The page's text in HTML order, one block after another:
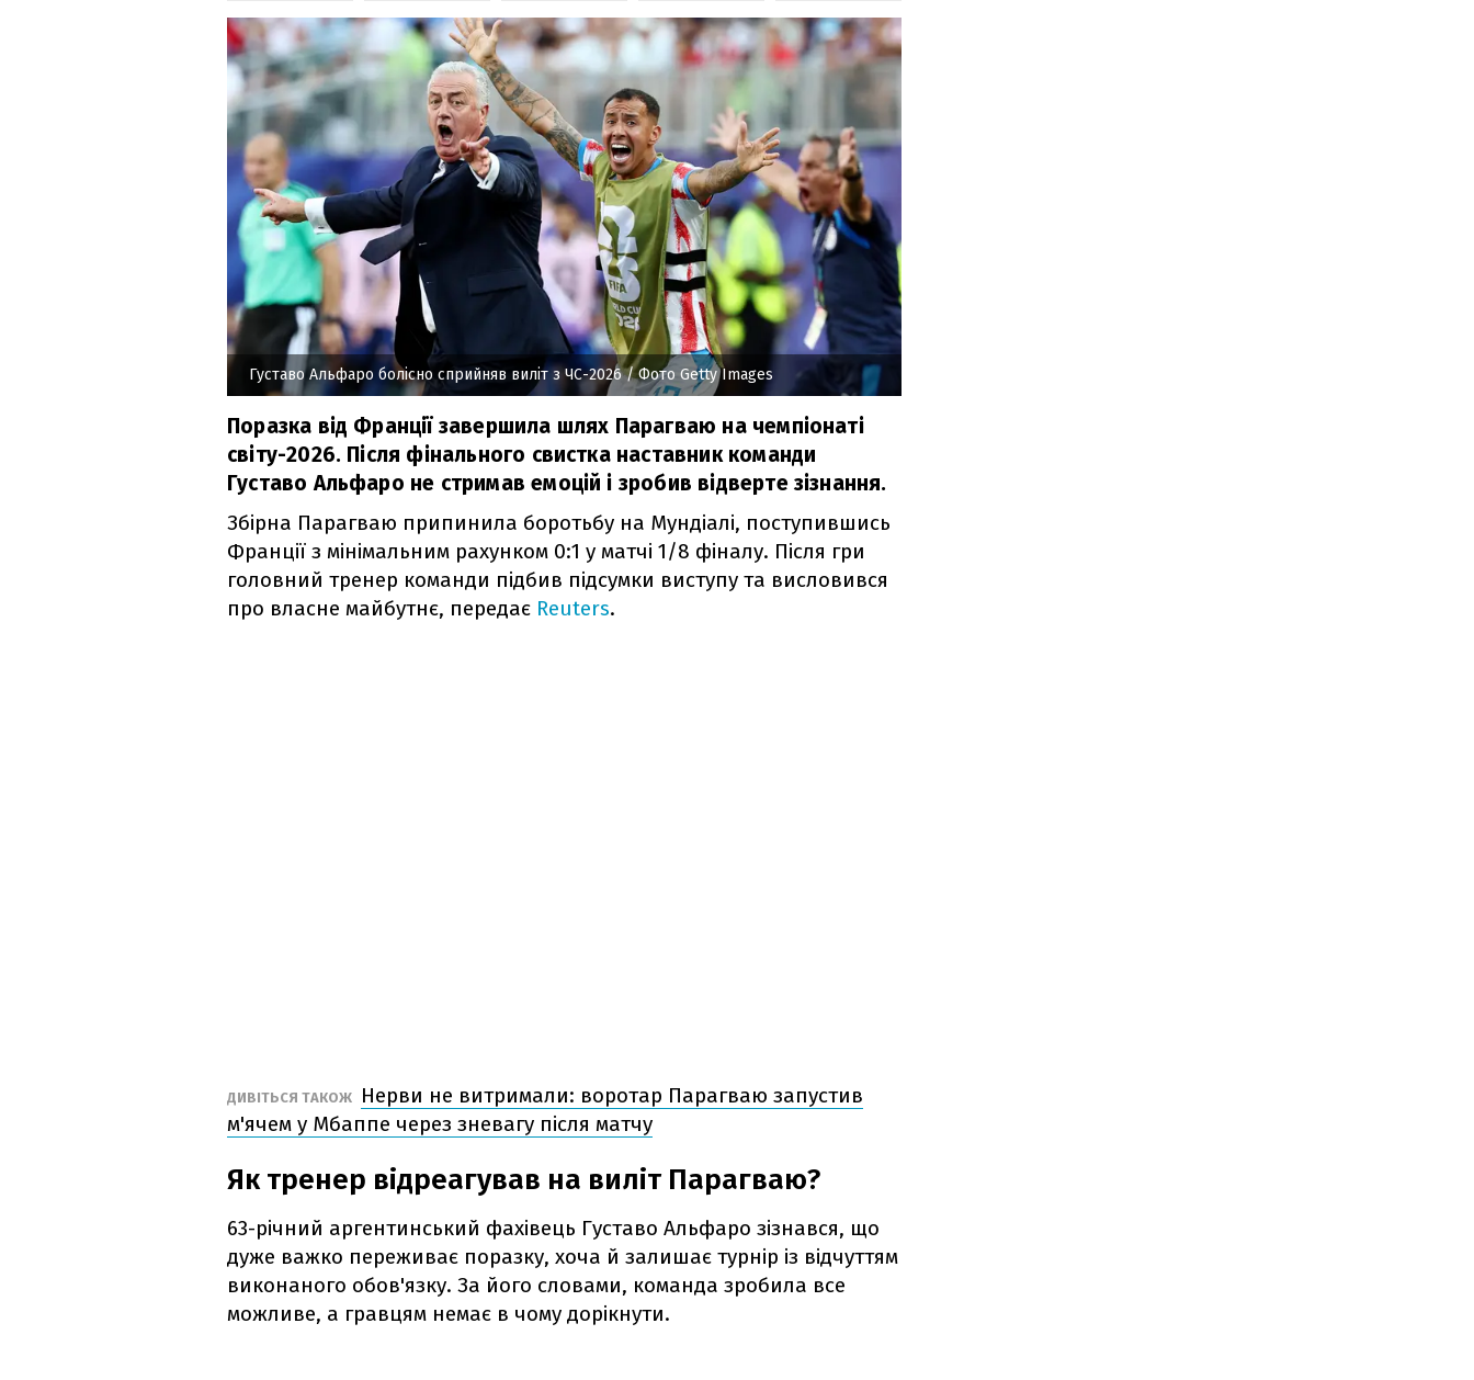
Густаво Альфаро болісно сприйняв виліт з ЧС-2026/ Фото Getty Images
Поразка від Франції завершила шлях Парагваю на чемпіонаті
світу-2026. Після фінального свистка наставник команди
Густаво Альфаро не стримав емоцій і зробив відверте зізнання.
Збірна Парагваю припинила боротьбу на Мундіалі, поступившись
Франції з мінімальним рахунком 0:1 у матчі 1/8 фіналу. Після гри
головний тренер команди підбив підсумки виступу та висловився
про власне майбутнє, передає Reuters.
ДИВІТЬСЯ ТАКОЖ
Нерви не витримали: воротар Парагваю запустив
м'ячем у Мбаппе через зневагу після матчу
Як тренер відреагував на виліт Парагваю?
63-річний аргентинський фахівець Густаво Альфаро зізнався, що
дуже важко переживає поразку, хоча й залишає турнір із відчуттям
виконаного обов'язку. За його словами, команда зробила все
можливе, а гравцям немає в чому дорікнути.